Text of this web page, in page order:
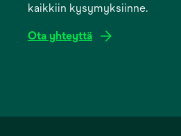
kaikkiin kysymyksiinne.
Ota yhteyttä